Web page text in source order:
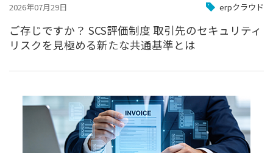
2026年07月29日 erpクラウド
ご存じですか？ SCS評価制度 取引先のセキュリティ
リスクを見極める新たな共通基準とは